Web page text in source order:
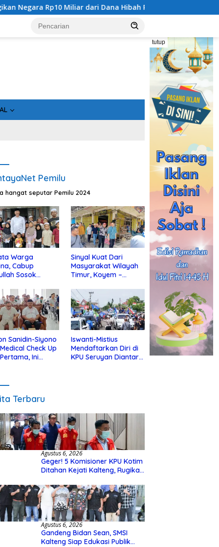
Miliar dari Dana Hibah Rp40 Miliar
tutup
Pemilu
hangat seputar Pemilu 2024
Warga
Cabup
Sosok
Sinyal Kuat Dari
Masyarakat Wilayah
Timur, Koyem –
di Kotim
Sanidin-Siyono
Check Up
Ini
Iswanti-Mistius
Mendaftarkan Diri di
KPU Seruyan Diantar
Terbaru
Agustus 6, 2026
Geger! 5 Komisioner KPU Kotim
Ditahan Kejati Kalteng, Rugikan
Hibah Rp40 Miliar
Agustus 6, 2026
Gandeng Bidan Sean, SMSI
Kalteng Siap Edukasi Publik